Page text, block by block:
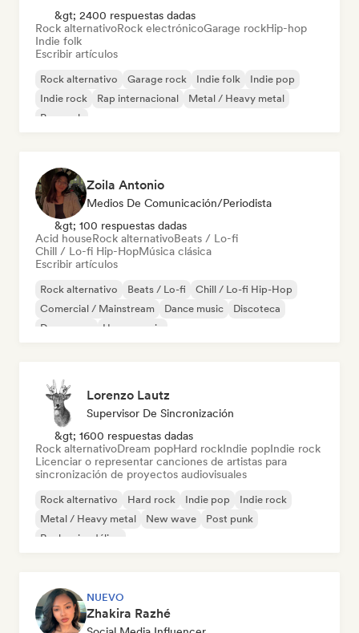
&gt; 2400 respuestas dadas
Rock alternativoRock electrónicoGarage rockHip-hop
Indie folk
Escribir artículos
Rock alternativo Garage rock Indie folk
Indie pop
Indie rock
Rap internacional
Metal / Heavy metal
Pop rock
Zoila Antonio
Medios De Comunicación/Periodista
&gt; 100 respuestas dadas
Acid houseRock alternativoBeats / Lo-fi
Chill / Lo-fi Hip-HopMúsica clásica
Escribir artículos
Rock alternativo Beats / Lo-fi
Chill / Lo-fi Hip-Hop
Comercial / Mainstream
Dance music
Discoteca
Dream pop
House music
Lorenzo Lautz
Supervisor De Sincronización
&gt; 1600 respuestas dadas
Rock alternativoDream popHard rockIndie popIndie rock
Licenciar o representar canciones de artistas para
sincronización de proyectos audiovisuales
Rock alternativo Hard rock Indie pop
Indie rock
Metal / Heavy metal
New wave
Post punk
Rock psicodélico
NUEVO
Zhakira Razhé